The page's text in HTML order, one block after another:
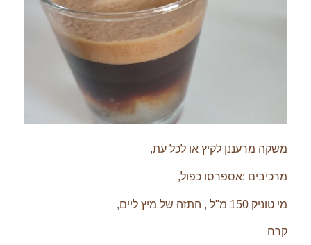
משקה מרעננן לקיץ או לכל עת,
מרכיבים :אספרסו כפול,
מי טוניק 150 מ"ל , התזה של מיץ ליים,
קרח